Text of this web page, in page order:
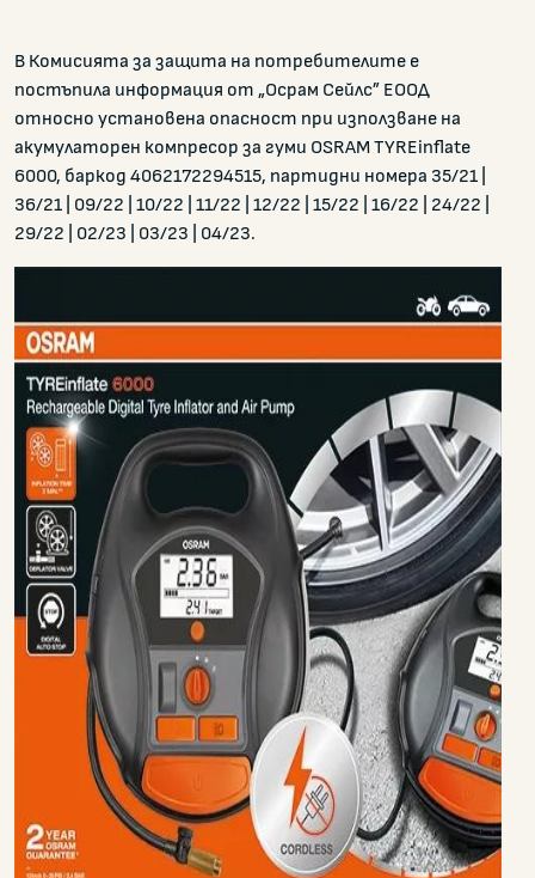
В Комисията за защита на потребителите е
постъпила информация от „Осрам Сейлс” ЕООД
относно установена опасност при използване на
акумулаторен компресор за гуми OSRAM TYREinflate
6000, баркод 4062172294515, партидни номера 35/21 |
36/21 | 09/22 | 10/22 | 11/22 | 12/22 | 15/22 | 16/22 | 24/22 |
29/22 | 02/23 | 03/23 | 04/23.